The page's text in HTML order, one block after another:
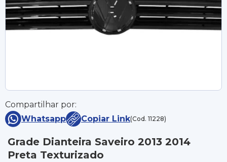
Compartilhar por:
Whatsapp
Copiar Link(Cod. 11228)
Grade Dianteira Saveiro 2013 2014
Preta Texturizado